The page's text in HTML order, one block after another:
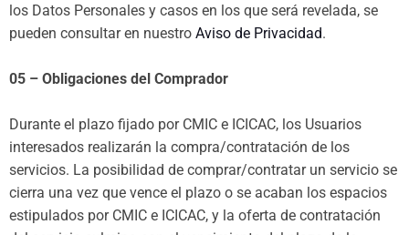
los Datos Personales y casos en los que será revelada, se
pueden consultar en nuestro Aviso de Privacidad.
05 – Obligaciones del Comprador
Durante el plazo fijado por CMIC e ICICAC, los Usuarios
interesados realizarán la compra/contratación de los
servicios. La posibilidad de comprar/contratar un servicio se
cierra una vez que vence el plazo o se acaban los espacios
estipulados por CMIC e ICICAC, y la oferta de contratación